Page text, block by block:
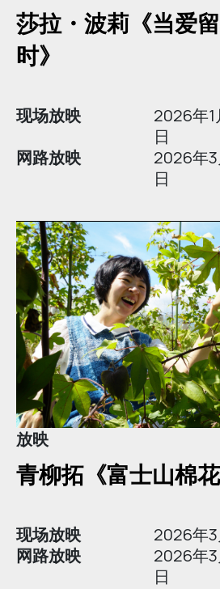
莎拉・波莉《当爱
时》
现场放映
2026年1
日
网路放映
2026年
日
放映
青柳拓《富士山棉花
现场放映
2026年3
网路放映
2026年
日